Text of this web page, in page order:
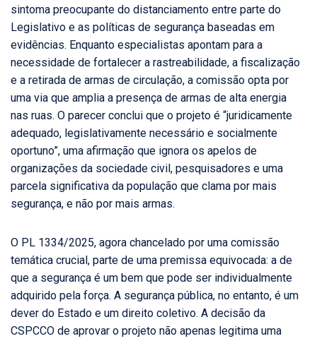
sintoma preocupante do distanciamento entre parte do
Legislativo e as políticas de segurança baseadas em
evidências. Enquanto especialistas apontam para a
necessidade de fortalecer a rastreabilidade, a fiscalização
e a retirada de armas de circulação, a comissão opta por
uma via que amplia a presença de armas de alta energia
nas ruas. O parecer conclui que o projeto é “juridicamente
adequado, legislativamente necessário e socialmente
oportuno”, uma afirmação que ignora os apelos de
organizações da sociedade civil, pesquisadores e uma
parcela significativa da população que clama por mais
segurança, e não por mais armas.
O PL 1334/2025, agora chancelado por uma comissão
temática crucial, parte de uma premissa equivocada: a de
que a segurança é um bem que pode ser individualmente
adquirido pela força. A segurança pública, no entanto, é um
dever do Estado e um direito coletivo. A decisão da
CSPCCO de aprovar o projeto não apenas legitima uma